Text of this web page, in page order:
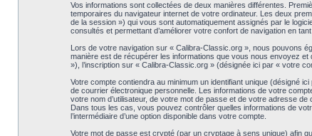
Vos informations sont collectées de deux manières différentes.
temporaires du navigateur internet de votre ordinateur. Les deux
de la session ») qui vous sont automatiquement assignés par le
consultés et permettant d’améliorer votre confort de navigation en tant
Lors de votre navigation sur « Calibra-Classic.org », nous pouvons
manière est de récupérer les informations que vous nous envoyez
»), l’inscription sur « Calibra-Classic.org » (désignée ici par « votre
Votre compte contiendra au minimum un identifiant unique (désigné
de courrier électronique personnelle. Les informations de votre
votre nom d’utilisateur, de votre mot de passe et de votre adresse
Dans tous les cas, vous pouvez contrôler quelles informations de
l’intermédiaire d’une option disponible dans votre compte.
Votre mot de passe est crypté (par un cryptage à sens unique) afin